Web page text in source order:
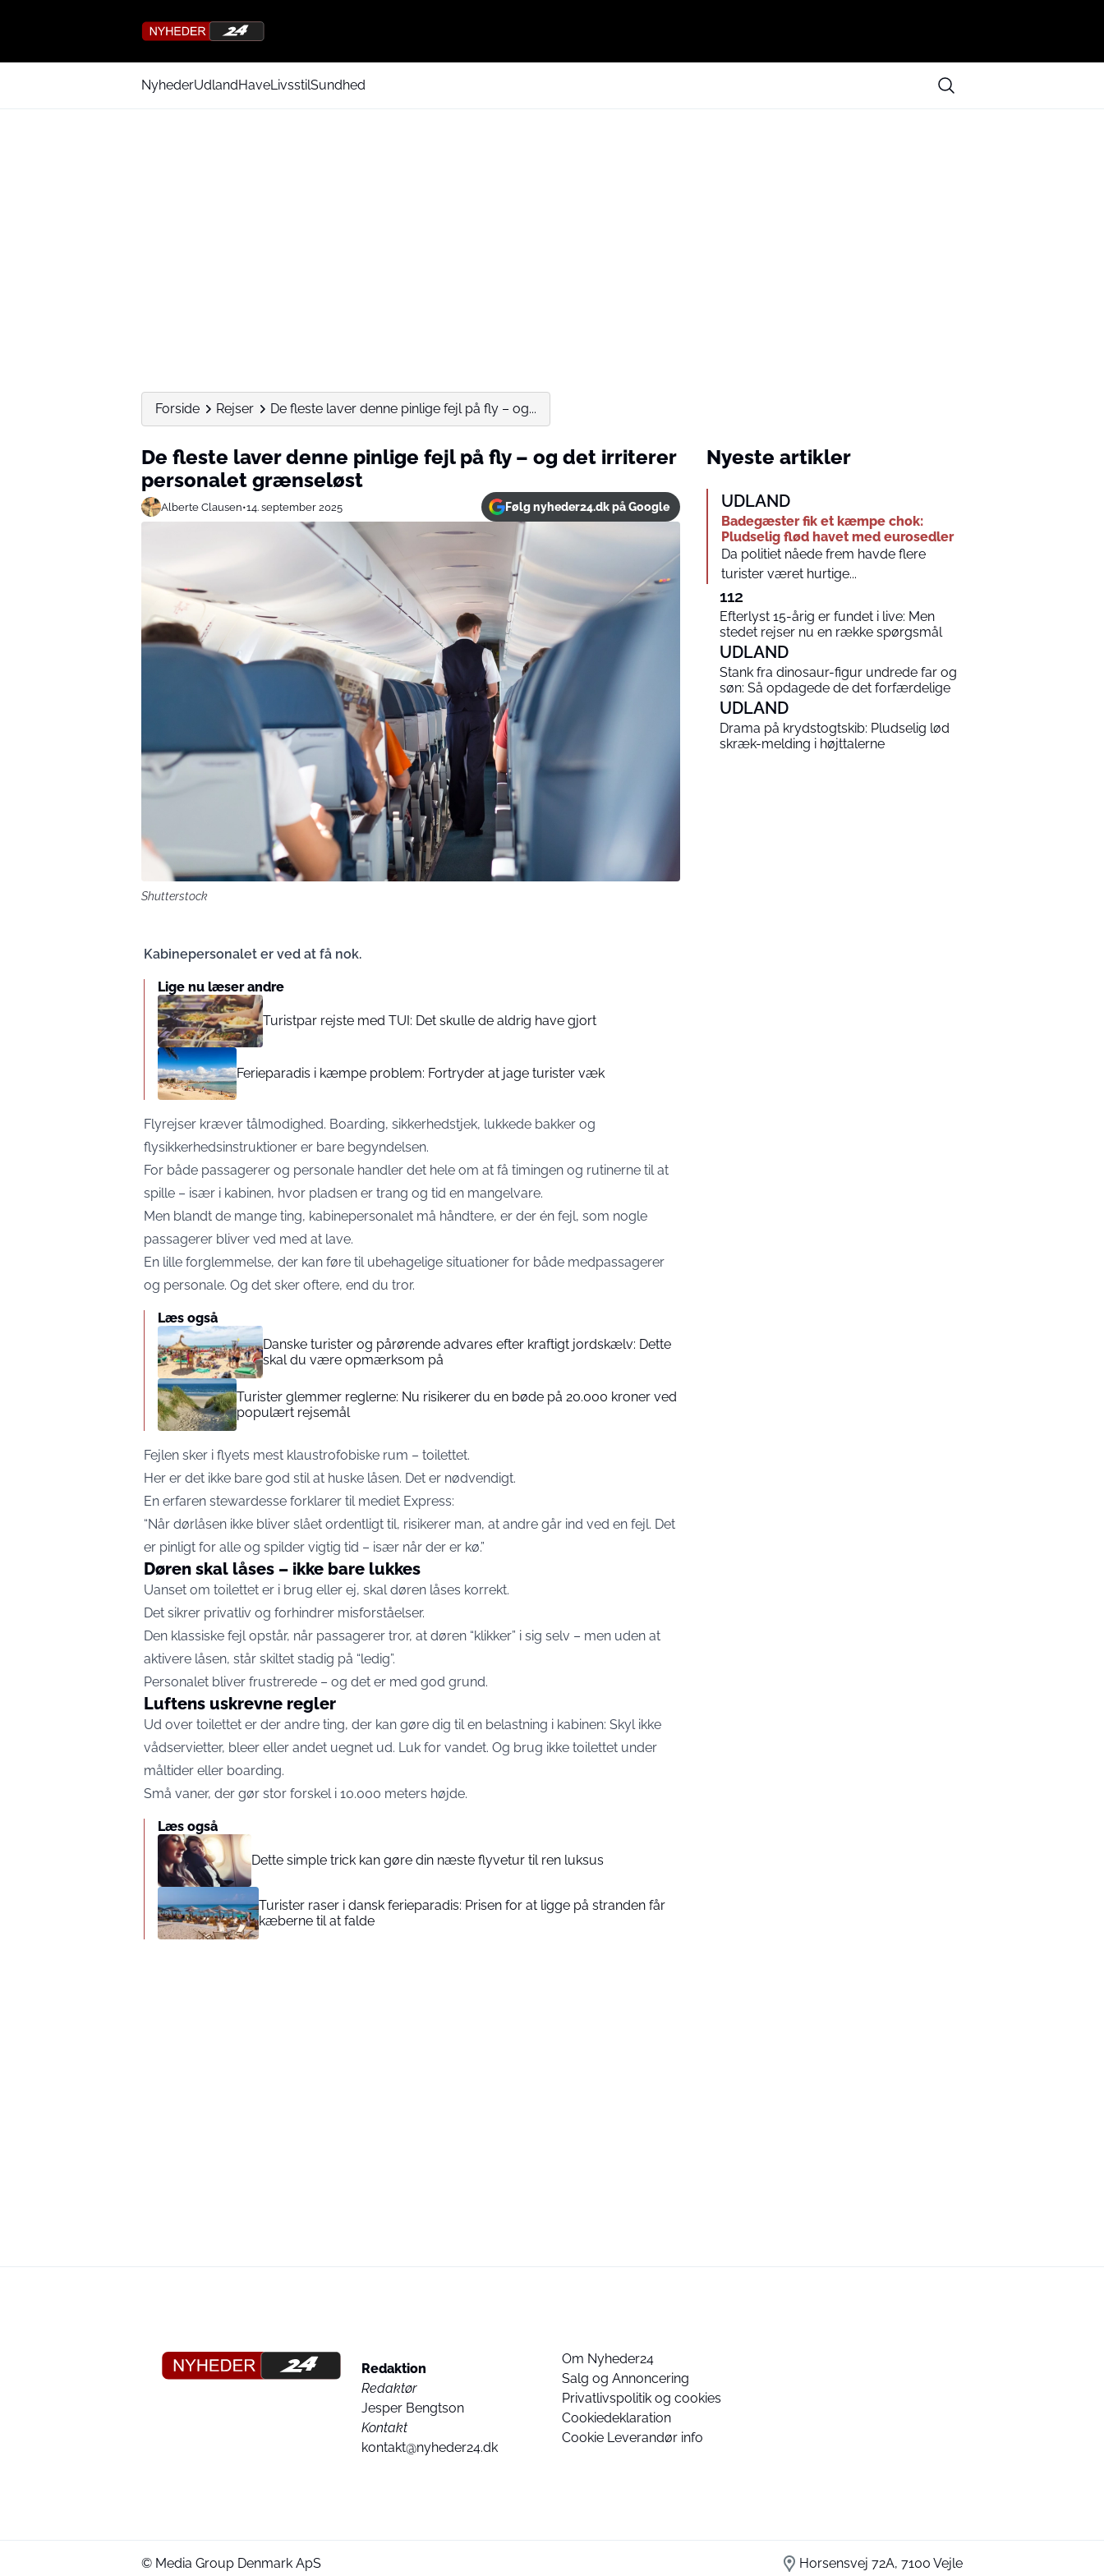
NyhederUdlandHaveLivsstilSundhed
Forside Rejser De fleste laver denne pinlige fejl på fly – og...
De fleste laver denne pinlige fejl på fly – og det irriterer
personalet grænseløst
Alberte Clausen•14. september 2025 Følg nyheder24.dk på Google
Shutterstock
Kabinepersonalet er ved at få nok.
Lige nu læser andre
Turistpar rejste med TUI: Det skulle de aldrig have gjort
Ferieparadis i kæmpe problem: Fortryder at jage turister væk
Flyrejser kræver tålmodighed. Boarding, sikkerhedstjek, lukkede bakker og
flysikkerhedsinstruktioner er bare begyndelsen.
For både passagerer og personale handler det hele om at få timingen og rutinerne til at
spille – især i kabinen, hvor pladsen er trang og tid en mangelvare.
Men blandt de mange ting, kabinepersonalet må håndtere, er der én fejl, som nogle
passagerer bliver ved med at lave.
En lille forglemmelse, der kan føre til ubehagelige situationer for både medpassagerer
og personale. Og det sker oftere, end du tror.
Læs også
Danske turister og pårørende advares efter kraftigt jordskælv: Dette
skal du være opmærksom på
Turister glemmer reglerne: Nu risikerer du en bøde på 20.000 kroner ved
populært rejsemål
Fejlen sker i flyets mest klaustrofobiske rum – toilettet.
Her er det ikke bare god stil at huske låsen. Det er nødvendigt.
En erfaren stewardesse forklarer til mediet Express:
“Når dørlåsen ikke bliver slået ordentligt til, risikerer man, at andre går ind ved en fejl. Det
er pinligt for alle og spilder vigtig tid – især når der er kø.”
Døren skal låses – ikke bare lukkes
Uanset om toilettet er i brug eller ej, skal døren låses korrekt.
Det sikrer privatliv og forhindrer misforståelser.
Den klassiske fejl opstår, når passagerer tror, at døren “klikker” i sig selv – men uden at
aktivere låsen, står skiltet stadig på “ledig”.
Personalet bliver frustrerede – og det er med god grund.
Luftens uskrevne regler
Ud over toilettet er der andre ting, der kan gøre dig til en belastning i kabinen: Skyl ikke
vådservietter, bleer eller andet uegnet ud. Luk for vandet. Og brug ikke toilettet under
måltider eller boarding.
Små vaner, der gør stor forskel i 10.000 meters højde.
Læs også
Dette simple trick kan gøre din næste flyvetur til ren luksus
Turister raser i dansk ferieparadis: Prisen for at ligge på stranden får
kæberne til at falde
Nyeste artikler
UDLAND
Badegæster fik et kæmpe chok:
Pludselig flød havet med eurosedler
Da politiet nåede frem havde flere
turister været hurtige...
112
Efterlyst 15-årig er fundet i live: Men
stedet rejser nu en række spørgsmål
UDLAND
Stank fra dinosaur-figur undrede far og
søn: Så opdagede de det forfærdelige
UDLAND
Drama på krydstogtskib: Pludselig lød
skræk-melding i højttalerne
Redaktion
Redaktør
Jesper Bengtson
Kontakt
kontakt@nyheder24.dk
Om Nyheder24
Salg og Annoncering
Privatlivspolitik og cookies
Cookiedeklaration
Cookie Leverandør info
© Media Group Denmark ApS Horsensvej 72A, 7100 Vejle